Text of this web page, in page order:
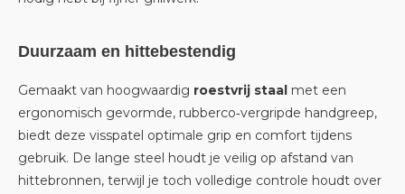
Duurzaam en hittebestendig
Gemaakt van hoogwaardig roestvrij staal met een
ergonomisch gevormde, rubberco‑vergripde handgreep,
biedt deze visspatel optimale grip en comfort tijdens
gebruik. De lange steel houdt je veilig op afstand van
hittebronnen, terwijl je toch volledige controle houdt over